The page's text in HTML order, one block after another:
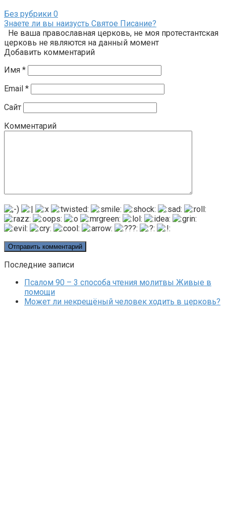
Без рубрики 0
Знаете ли вы наизусть Святое Писание?
Не ваша православная церковь, не моя протестантская
церковь не являются на данный момент
Добавить комментарий
Имя *
Email *
Сайт
Комментарий
Последние записи
Псалом 90 – 3 способа чтения молитвы Живые в
помощи
Может ли некрещёный человек ходить в церковь?